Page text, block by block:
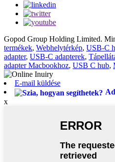
Gopod Group Holding Limited.
termékek, Webhelytérkép, USB-C
adapter, USB-C adapterek,
adapter Macbookhoz, USB C hub,
E-mail küldése
x